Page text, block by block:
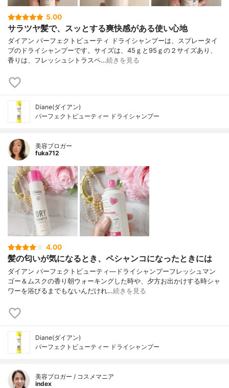
5.00
サラツヤ髪で、スッとする爽快感がある使い心地
ダイアン パーフェクトビューティ ドライシャンプーは、スプレータイ
プのドライシャンプーです。サイズは、45ｇと95ｇの２サイズあり、
香りは、フレッシュシトラスペ…続きを見る
Diane(ダイアン)
パーフェクトビューティー ドライシャンプー
美容ブロガー
fuka712
4.00
髪の匂いが気になるとき、ペシャンコになったときには
ダイアン パーフェクトビューティ―ドライシャンプーフレッシュマン
ゴー＆ムスクの香り⁡朝ウォーキングした時や、夕方お出かけする時シャ
ワーを浴びるまでもないんだけれ…続きを見る
Diane(ダイアン)
パーフェクトビューティー ドライシャンプー
美容ブロガー / コスメマニア
index